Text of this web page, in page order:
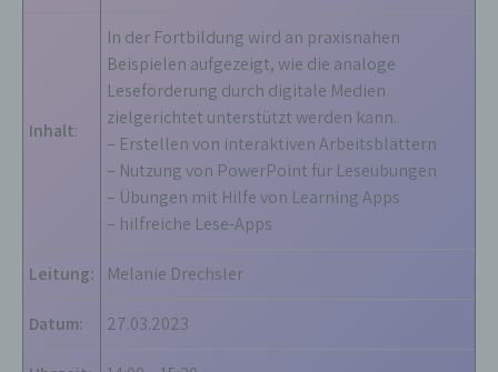
Inhalt:
In der Fortbildung wird an praxisnahen
Beispielen aufgezeigt, wie die analoge
Leseförderung durch digitale Medien
zielgerichtet unterstützt werden kann.
– Erstellen von interaktiven Arbeitsblättern
– Nutzung von PowerPoint für Leseübungen
– Übungen mit Hilfe von Learning Apps
– hilfreiche Lese-Apps
Leitung: Melanie Drechsler
Datum: 27.03.2023
Name und Anschrift des für die Verarbeitung
Verantwortlichen
Verantwortlicher im Sinne der Datenschutz-
Grundverordnung, sonstiger in den Mitgliedstaaten
der Europäischen Union geltenden
Datenschutzgesetze und anderer Bestimmungen
mit datenschutzrechtlichem Charakter ist die:
Staatliches Schulamt Kulmbach
95326 Kulmbach